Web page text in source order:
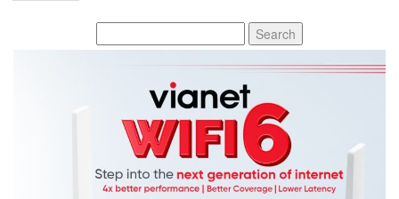
for: